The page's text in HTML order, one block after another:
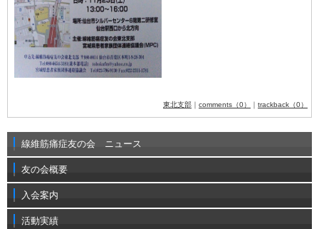
東北支部 ｜ comments（0） ｜ trackback（0）
線維筋痛症友の会 ニュース
友の会概要
入会案内
活動実績